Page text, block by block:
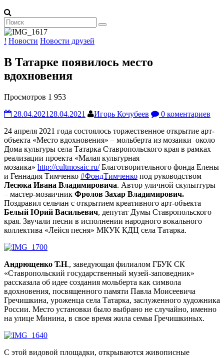
! Новости Новости друзей
В Татарке появилось место
вдохновения
Просмотров 1 953
28.04.2021 28.04.2021 Игорь Кочубеев
0 коментариев
24 апреля 2021 года состоялось торжественное открытие арт-
объекта «Место вдохновения» – мольберта из мозаики около
Дома культуры села Татарка Ставропольского края в рамках
реализации проекта «Малая культурная
мозаика» http://cultmosaic.ru/Благотворительного фонда Елены
и Геннадия Тимченко #ФондТимченко под руководством
Лесюка Ивана Владимировича. Автор уличной скульптуры
– мастер-мозаичник Фролов Захар Владимирович.
Поздравил сельчан с открытием креативного арт-объекта
Белый Юрий Васильевич, депутат Думы Ставропольского
края. Звучали песни в исполнении народного вокального
коллектива «Лейся песня» МКУК КДЦ села Татарка.
Андрющенко Т.Н., заведующая филиалом ГБУК СК
«Ставропольский государственный музей-заповедник»
рассказала об идее создания мольберта как символа
вдохновения, посвященного памяти Павла Моисеевича
Гречишкина, уроженца села Татарка, заслуженного художника
России. Место установки было выбрано не случайно, именно
на улице Минина, в свое время жила семья Гречишкиных.
С этой видовой площадки, открываются живописные